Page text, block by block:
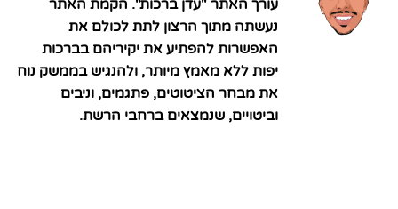
עורך האתר "עדן ברכות". הקמת האתר
נעשתה מתוך הרצון לתת לכולם את
האפשרות להפתיע את יקיריהם בברכות
יפות ללא מאמץ מיותר, ולהנגיש בממשק נוח
את מבחר הציטוטים, פתגמים, וניבים
וביטויים, שנמצאים ברחבי הרשת.